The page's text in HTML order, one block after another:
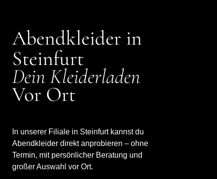
Abendkleider in
Steinfurt
Dein Kleiderladen
Vor Ort
In unserer Filiale in Steinfurt kannst du
Abendkleider direkt anprobieren – ohne
Termin, mit persönlicher Beratung und
großer Auswahl vor Ort.